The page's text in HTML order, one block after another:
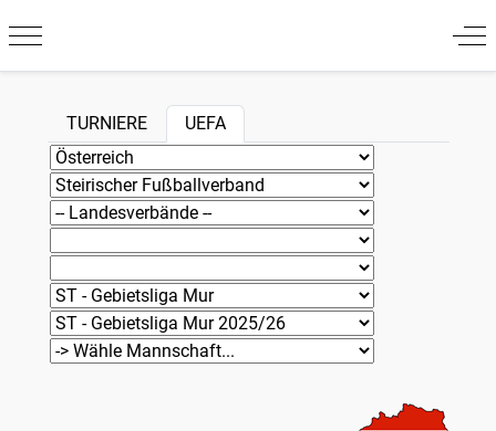
Mobile Menu Toggle
TURNIERE UEFA